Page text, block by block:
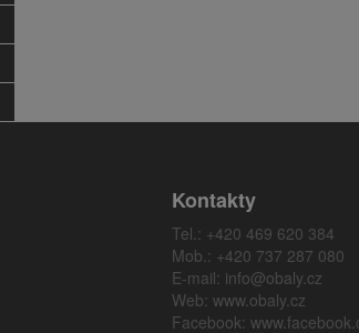
Kontakty
Tel.: +420 469 620 384
Mob.: +420 737 287 080
E-mail: info@obaly.cz
Web: www.obaly.cz
Facebook: